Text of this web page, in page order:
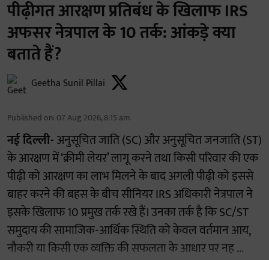
पीढ़ीगत आरक्षण प्रतिबंध के खिलाफ IRS
अफसर नेत्रपाल के 10 तर्क: आंकड़े क्या
बताते हैं?
Geetha Sunil Pillai
Published on: 07 Aug 2026, 8:15 am
नई दिल्ली-अनुसूचित जाति (SC) और अनुसूचित जनजाति (ST)
के आरक्षण में ‘क्रीमी लेयर’ लागू करने तथा किसी परिवार की एक
पीढ़ी को आरक्षण का लाभ मिलने के बाद अगली पीढ़ी को इससे
बाहर करने की बहस के बीच सीनियर IRS अधिकारी नेत्रपाल ने
इसके खिलाफ 10 प्रमुख तर्क रखे हैं। उनका तर्क है कि SC/ST
समुदाय की सामाजिक-आर्थिक स्थिति को केवल वर्तमान आय,
नौकरी या किसी एक व्यक्ति की सफलता के आधार पर नह ...